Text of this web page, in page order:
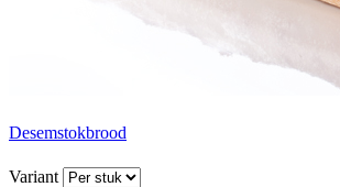
Desemstokbrood
Variant